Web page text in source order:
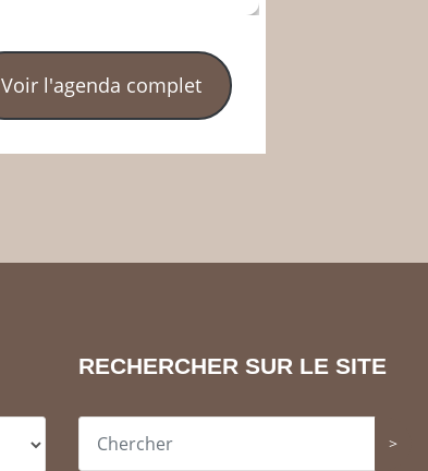
Voir l'agenda complet
RECHERCHER SUR LE SITE
>